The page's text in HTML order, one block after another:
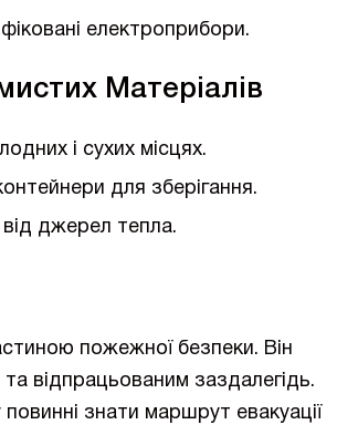
електроприбори.
Матеріалів
і сухих місцях.
для зберігання.
від джерел тепла.
пожежної безпеки. Він
відпрацьованим заздалегідь.
знати маршрут евакуації